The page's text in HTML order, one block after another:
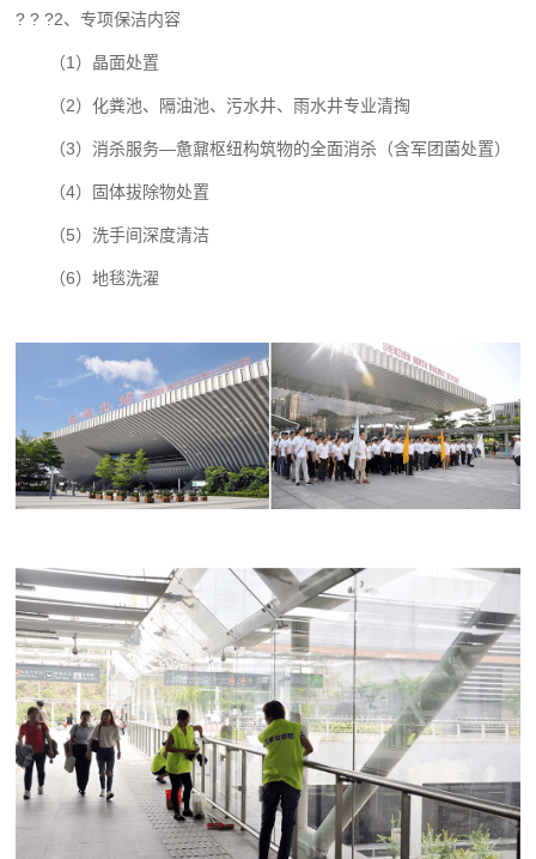
? ? ?2、专项保洁内容
（1）晶面处置
（2）化粪池、隔油池、污水井、雨水井专业清掏
（3）消杀服务—惫鼐枢纽构筑物的全面消杀（含军团菌处置）
（4）固体拔除物处置
（5）洗手间深度清洁
（6）地毯洗濯